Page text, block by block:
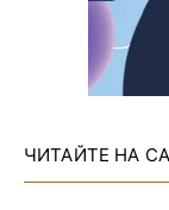
ЧИТАЙТЕ НА